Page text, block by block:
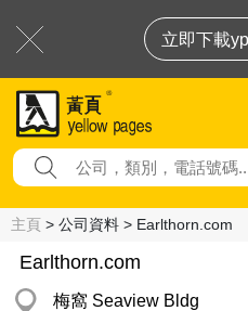
立即下載
主頁 > 公司資料 > Earlthorn.com
Earlthorn.com
梅窩 Seaview Bldg